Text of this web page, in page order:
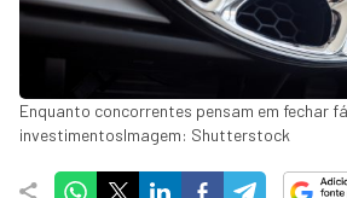
Enquanto concorrentes pensam em fechar
investimentosImagem: Shutterstock